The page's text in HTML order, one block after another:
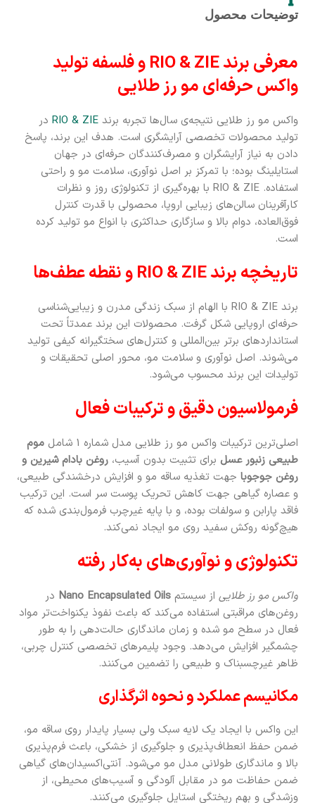
توضیحات محصول
معرفی برند RIO & ZIE و فلسفه تولید
واکس حرفه‌ای مو رز طلایی
واکس مو رز طلایی نتیجه‌ی سال‌ها تجربه برند RIO & ZIE در
تولید محصولات تخصصی آرایشگری است. هدف این برند، پاسخ
دادن به نیاز آرایشگران و مصرف‌کنندگان حرفه‌ای در جهان
استایلینگ بوده؛ با تمرکز بر اصل نوآوری، سلامت مو و راحتی
استفاده. RIO & ZIE با بهره‌گیری از تکنولوژی روز و نظرات
کارآفرینان سالن‌های زیبایی اروپا، محصولی با قدرت کنترل
فوق‌العاده، دوام بالا و سازگاری حداکثری با انواع مو تولید کرده
است.
تاریخچه برند RIO & ZIE و نقطه عطف‌ها
برند RIO & ZIE با الهام از سبک زندگی مدرن و زیبایی‌شناسی
حرفه‌ای اروپایی شکل گرفت. محصولات این برند عمدتاً تحت
استانداردهای برتر بین‌المللی و کنترل‌های سختگیرانه کیفی تولید
می‌شوند. اصل نوآوری و سلامت مو، محور اصلی تحقیقات و
تولیدات این برند محسوب می‌شود.
فرمولاسیون دقیق و ترکیبات فعال
اصلی‌ترین ترکیبات واکس مو رز طلایی مدل شماره 1 شامل
موم
طبیعی زنبور عسل برای تثبیت بدون آسیب، روغن بادام شیرین و
روغن جوجوبا جهت تغذیه ساقه مو و افزایش درخشندگی طبیعی،
و عصاره گیاهی جهت کاهش تحریک پوست سر است. این ترکیب
فاقد پارابن و سولفات بوده، و با پایه غیرچرب فرمول‌بندی شده که
هیچ‌گونه روکش سفید روی مو ایجاد نمی‌کند.
تکنولوژی و نوآوری‌های به‌کار رفته
واکس مو رز طلایی از سیستم Nano Encapsulated Oils در
روغن‌های مراقبتی استفاده می‌کند که باعث نفوذ یکنواخت‌تر مواد
فعال در سطح مو شده و زمان ماندگاری حالت‌دهی را به طور
چشمگیر افزایش می‌دهد. وجود پلیمرهای تخصصی کنترل چربی،
ظاهر غیرچسبناک و طبیعی را تضمین می‌کنند.
مکانیسم عملکرد و نحوه اثرگذاری
این واکس با ایجاد یک لایه سبک ولی بسیار پایدار روی ساقه مو،
ضمن حفظ انعطاف‌پذیری و جلوگیری از خشکی، باعث فرم‌پذیری
بالا و ماندگاری طولانی مدل مو می‌شود. آنتی‌اکسیدان‌های گیاهی
ضمن حفاظت مو در مقابل آلودگی و آسیب‌های محیطی، از
وزشدگی و بهم ریختگی استایل جلوگیری می‌کنند.